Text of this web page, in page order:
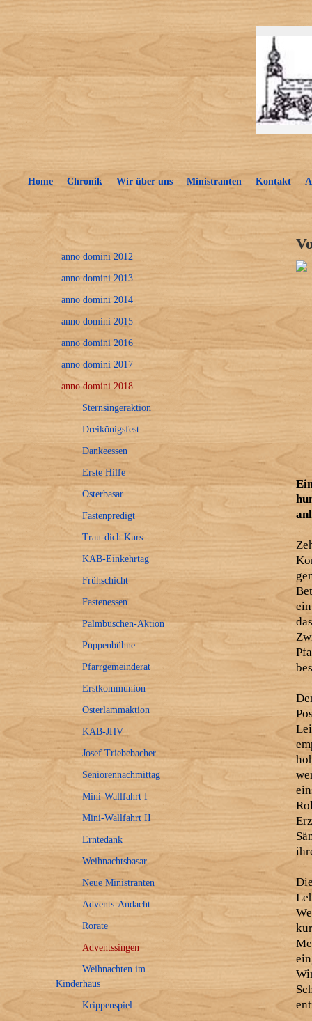
Home Chronik Wir über uns Ministranten Kontakt
anno domini 2012
anno domini 2013
anno domini 2014
anno domini 2015
anno domini 2016
anno domini 2017
anno domini 2018
Sternsingeraktion
Dreikönigsfest
Dankeessen
Erste Hilfe
Osterbasar
Fastenpredigt
Trau-dich Kurs
KAB-Einkehrtag
Frühschicht
Fastenessen
Palmbuschen-Aktion
Puppenbühne
Pfarrgemeinderat
Erstkommunion
Osterlammaktion
KAB-JHV
Josef Triebebacher
Seniorennachmittag
Mini-Wallfahrt I
Mini-Wallfahrt II
Erntedank
Weihnachtsbasar
Neue Ministranten
Advents-Andacht
Rorate
Adventssingen
Weihnachten im
Kinderhaus
Krippenspiel